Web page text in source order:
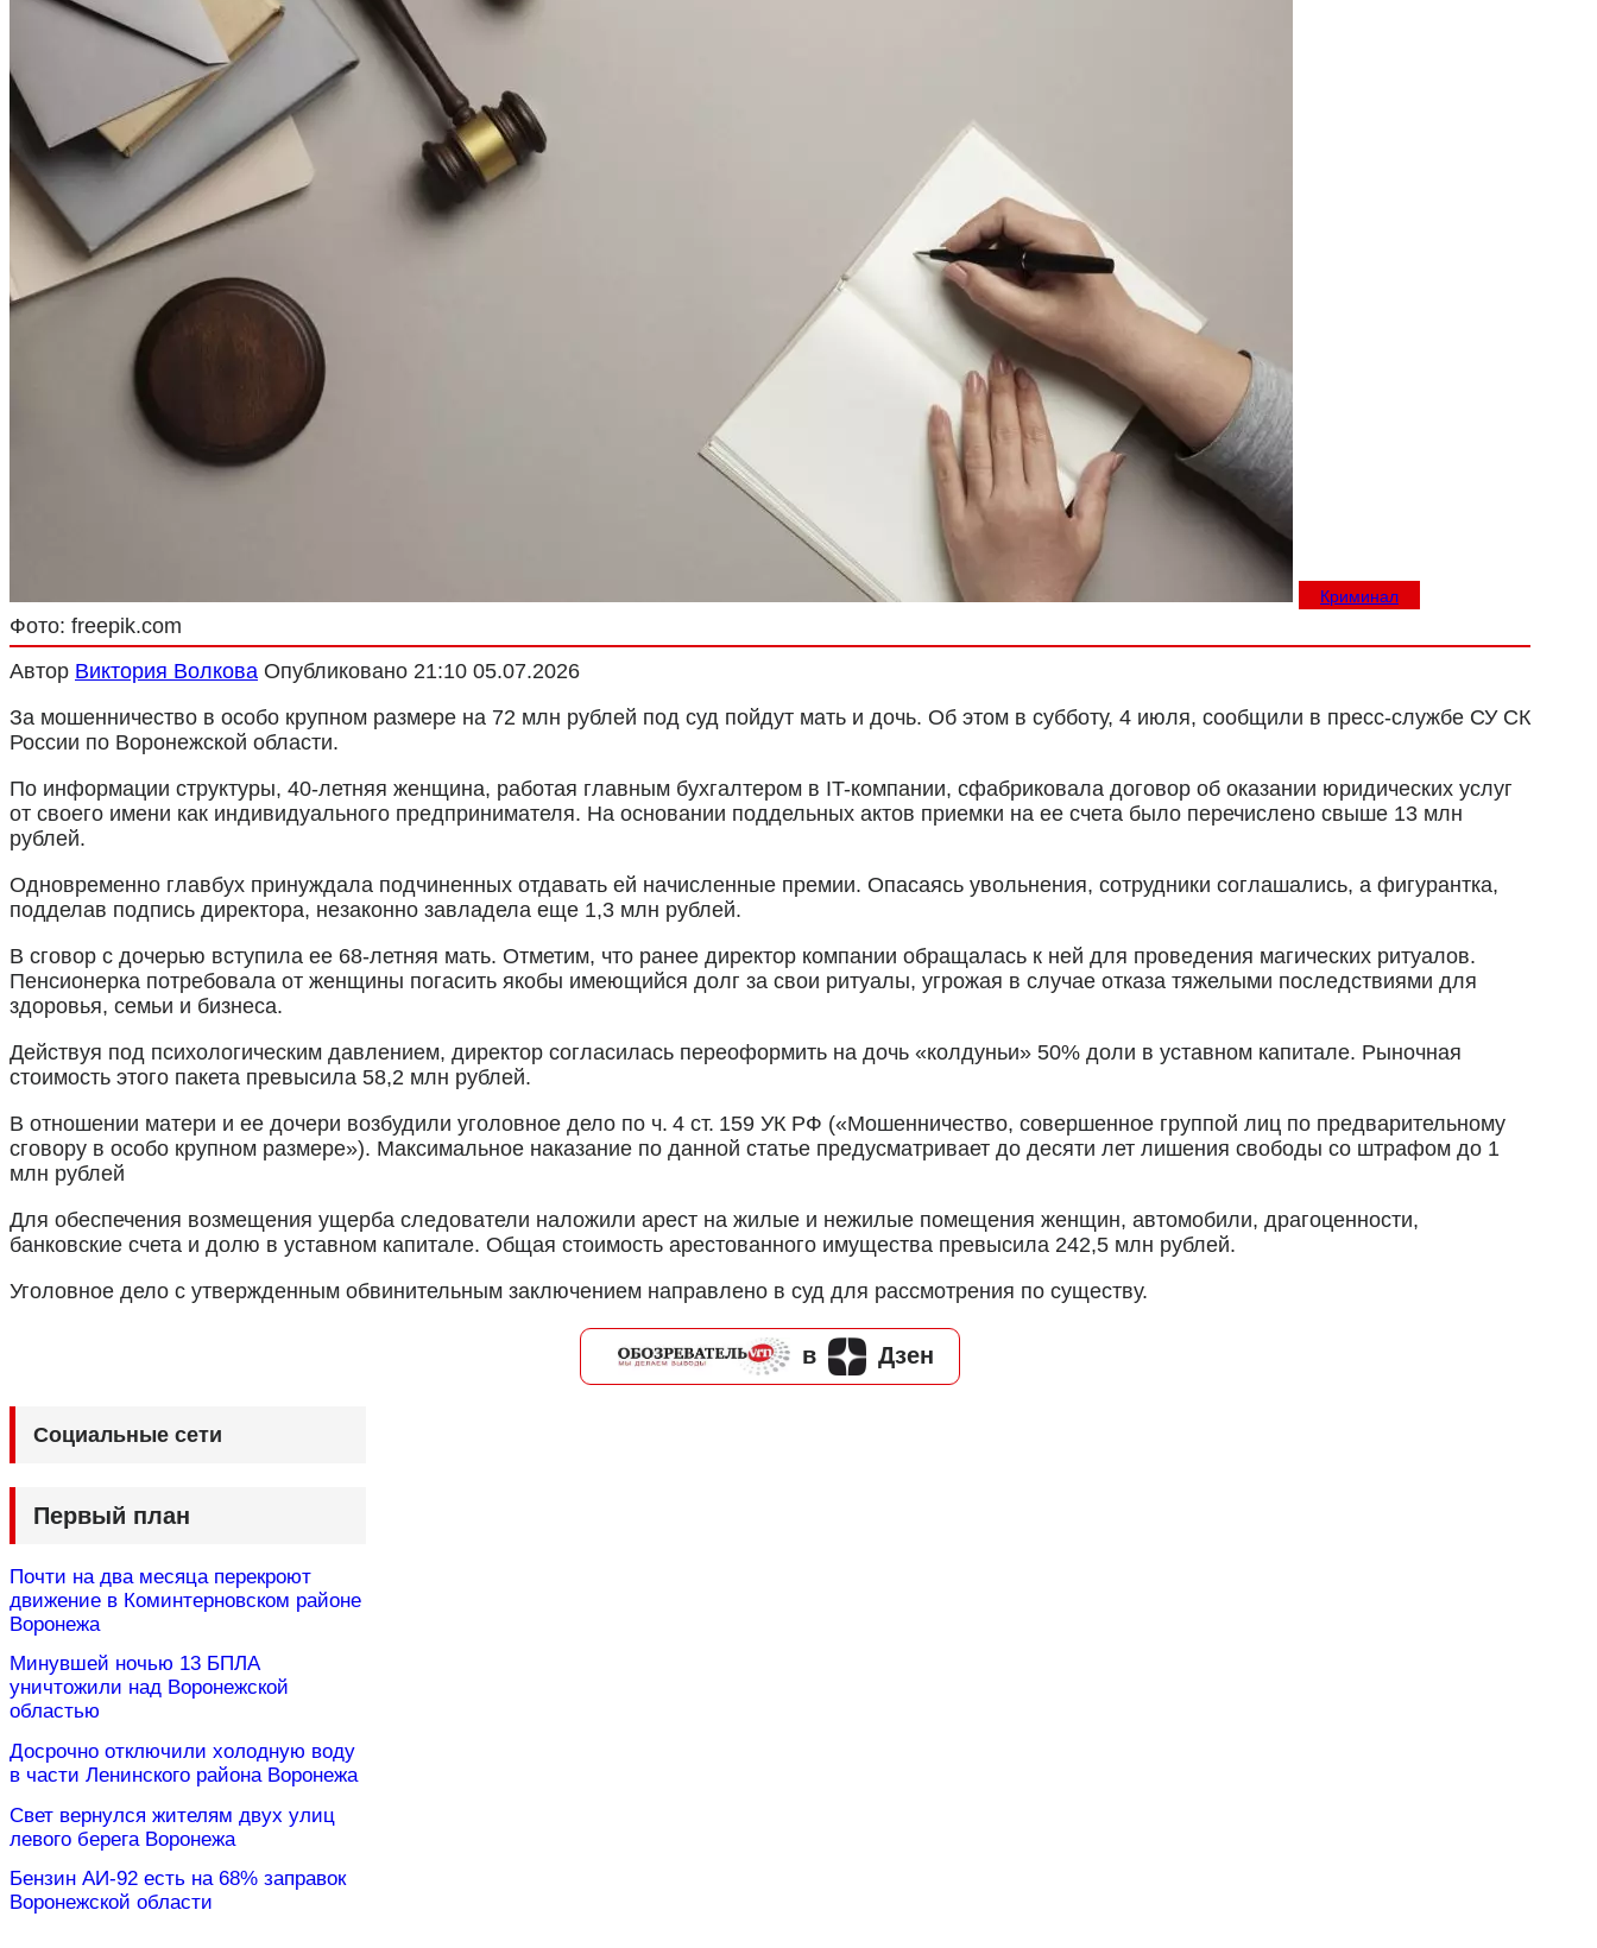
Криминал
Спорт
Черноземье
Криминал
Фото: freepik.com
Автор Виктория Волкова Опубликовано 21:10 05.07.2026
За мошенничество в особо крупном размере на 72 млн рублей под суд пойдут мать и дочь. Об этом в субботу, 4 июля, сообщили в пресс-службе СУ СК
России по Воронежской области.
По информации структуры, 40-летняя женщина, работая главным бухгалтером в IT-компании, сфабриковала договор об оказании юридических услуг
от своего имени как индивидуального предпринимателя. На основании поддельных актов приемки на ее счета было перечислено свыше 13 млн
рублей.
Одновременно главбух принуждала подчиненных отдавать ей начисленные премии. Опасаясь увольнения, сотрудники соглашались, а фигурантка,
подделав подпись директора, незаконно завладела еще 1,3 млн рублей.
В сговор с дочерью вступила ее 68-летняя мать. Отметим, что ранее директор компании обращалась к ней для проведения магических ритуалов.
Пенсионерка потребовала от женщины погасить якобы имеющийся долг за свои ритуалы, угрожая в случае отказа тяжелыми последствиями для
здоровья, семьи и бизнеса.
Действуя под психологическим давлением, директор согласилась переоформить на дочь «колдуньи» 50% доли в уставном капитале. Рыночная
стоимость этого пакета превысила 58,2 млн рублей.
В отношении матери и ее дочери возбудили уголовное дело по ч. 4 ст. 159 УК РФ («Мошенничество, совершенное группой лиц по предварительному
сговору в особо крупном размере»). Максимальное наказание по данной статье предусматривает до десяти лет лишения свободы со штрафом до 1
млн рублей
Для обеспечения возмещения ущерба следователи наложили арест на жилые и нежилые помещения женщин, автомобили, драгоценности,
банковские счета и долю в уставном капитале. Общая стоимость арестованного имущества превысила 242,5 млн рублей.
Уголовное дело с утвержденным обвинительным заключением направлено в суд для рассмотрения по существу.
в Дзен
Социальные сети
Первый план
Почти на два месяца перекроют
движение в Коминтерновском районе
Воронежа
Минувшей ночью 13 БПЛА
уничтожили над Воронежской
областью
Досрочно отключили холодную воду
в части Ленинского района Воронежа
Свет вернулся жителям двух улиц
левого берега Воронежа
Бензин АИ-92 есть на 68% заправок
Воронежской области